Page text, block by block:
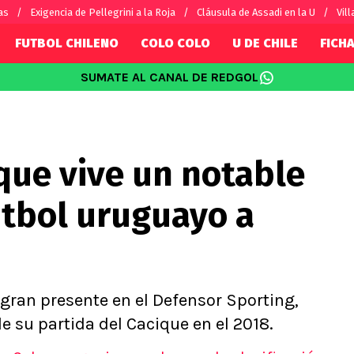
Exigencia de Pellegrini a la Roja Cláusula de Assadi en la U
por el mundo
Fútbol Argentino
Fútbol Brasileño
Conference
Ligue 1
FUTBOL CHILENO COLO COLO U DE CHILE
SUMATE AL CANAL DE REDGOL
vive un notable
uruguayo a
presente en el Defensor Sporting,
su partida del Cacique en el 2018.